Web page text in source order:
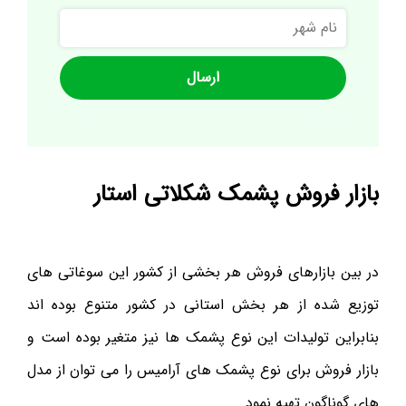
نام
شهر
بازار فروش پشمک شکلاتی استار
در بین بازارهای فروش هر بخشی از کشور این سوغاتی های
توزیع شده از هر بخش استانی در کشور متنوع بوده اند
بنابراین تولیدات این نوع پشمک ها نیز متغیر بوده است و
بازار فروش برای نوع پشمک های آرامیس را می توان از مدل